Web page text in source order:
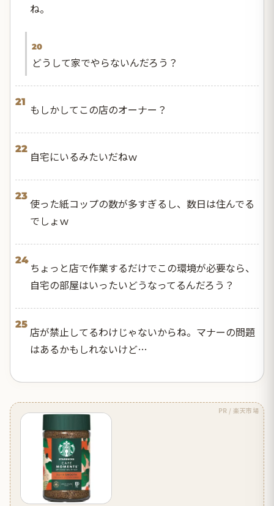
ね。
20
どうして家でやらないんだろう？
21
もしかしてこの店のオーナー？
22
自宅にいるみたいだねｗ
23
使った紙コップの数が多すぎるし、数日は住んでる
でしょｗ
24
ちょっと店で作業するだけでこの環境が必要なら、
自宅の部屋はいったいどうなってるんだろう？
25
店が禁止してるわけじゃないからね。マナーの問題
はあるかもしれないけど…
PR / 楽天市場